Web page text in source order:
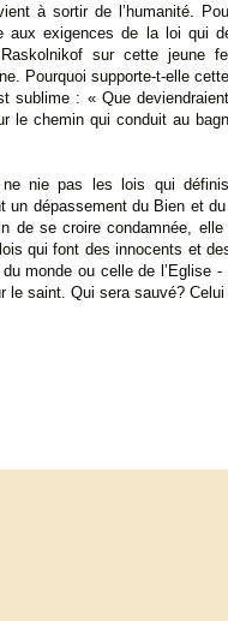
à sortir de l’humanité.
aux exigences de la loi qui
sur cette jeune
Pourquoi supporte-t-elle
sublime : « Que
le chemin qui conduit au
nie pas les lois qui
un dépassement du Bien et
de se croire condamnée,
qui font des innocents et
monde ou celle de l’Eglise
le saint. Qui sera sauvé? Celui